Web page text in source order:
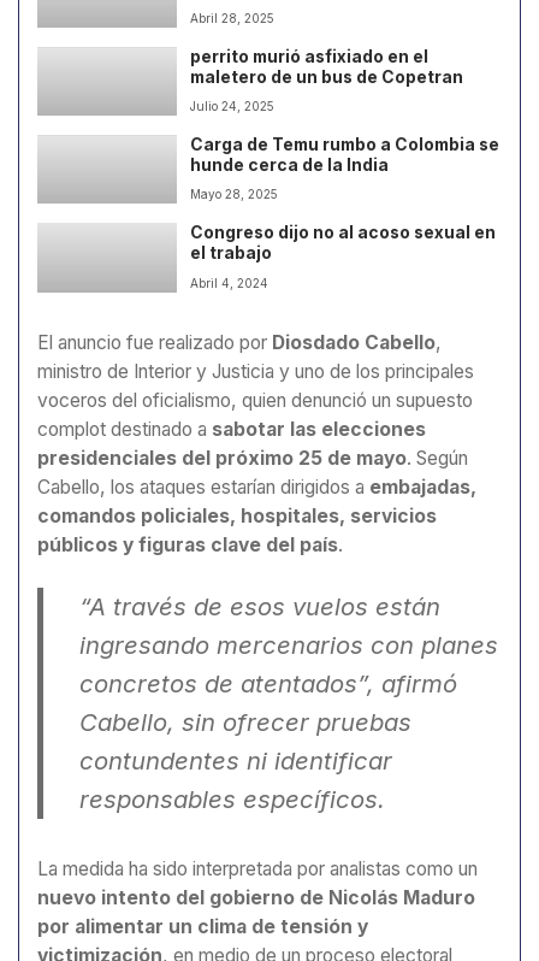
Abril 28, 2025
perrito murió asfixiado en el
maletero de un bus de Copetran
Julio 24, 2025
Carga de Temu rumbo a Colombia se
hunde cerca de la India
Mayo 28, 2025
Congreso dijo no al acoso sexual en
el trabajo
Abril 4, 2024
El anuncio fue realizado por Diosdado Cabello,
ministro de Interior y Justicia y uno de los principales
voceros del oficialismo, quien denunció un supuesto
complot destinado a sabotar las elecciones
presidenciales del próximo 25 de mayo. Según
Cabello, los ataques estarían dirigidos a embajadas,
comandos policiales, hospitales, servicios
públicos y figuras clave del país.
“A través de esos vuelos están
ingresando mercenarios con planes
concretos de atentados”, afirmó
Cabello, sin ofrecer pruebas
contundentes ni identificar
responsables específicos.
La medida ha sido interpretada por analistas como un
nuevo intento del gobierno de Nicolás Maduro
por alimentar un clima de tensión y
victimización, en medio de un proceso electoral